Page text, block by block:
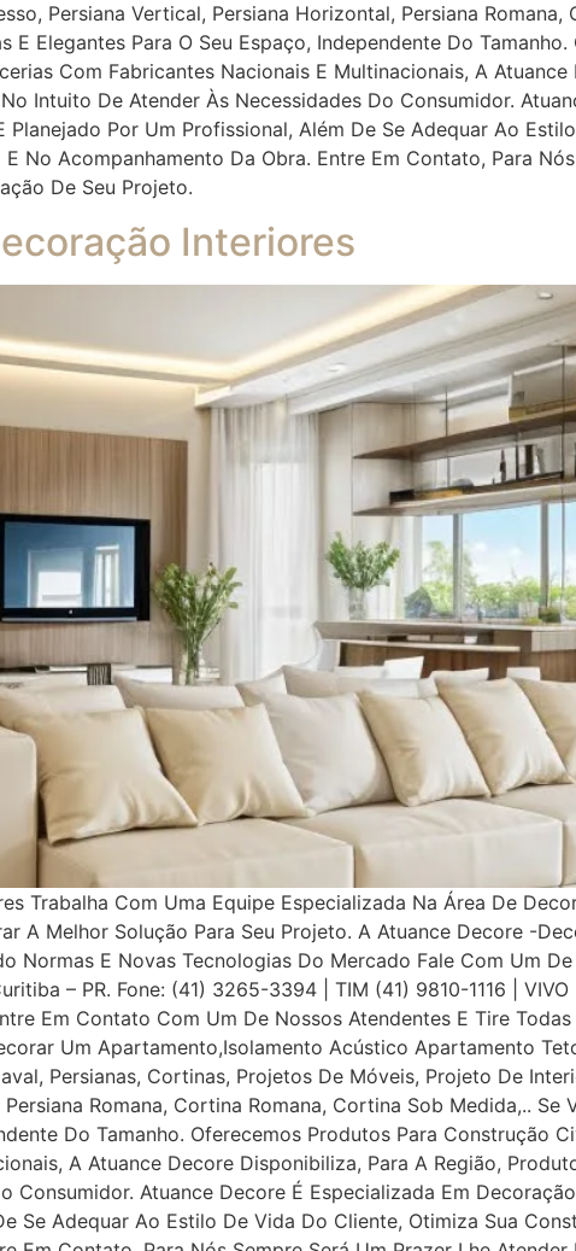
Persiana Vertical, Persiana Horizontal, Persiana
E Elegantes Para O Seu Espaço, Independente Do
Com Fabricantes Nacionais E Multinacionais, A
Intuito De Atender Às Necessidades Do Consumidor.
Por Um Profissional, Além De Se Adequar Ao
No Acompanhamento Da Obra. Entre Em Contato, Para
De Seu Projeto.
Interiores
Trabalha Com Uma Equipe Especializada Na Área De
A Melhor Solução Para Seu Projeto. A Atuance Decore -
Normas E Novas Tecnologias Do Mercado Fale Com Um
– PR. Fone: (41) 3265-3394 | TIM (41) 9810-1116 |
Em Contato Com Um De Nossos Atendentes E Tire
Um Apartamento,Isolamento Acústico Apartamento
Persianas, Cortinas, Projetos De Móveis, Projeto De
Romana, Cortina Romana, Cortina Sob Medida,..
Do Tamanho. Oferecemos Produtos Para Construção
A Atuance Decore Disponibiliza, Para A Região,
Consumidor. Atuance Decore É Especializada Em
Se Adequar Ao Estilo De Vida Do Cliente, Otimiza Sua